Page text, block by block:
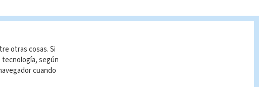
otras cosas. Si
según
cuando